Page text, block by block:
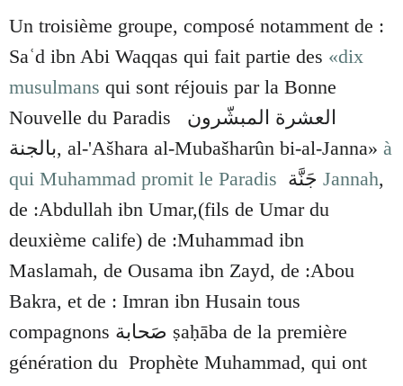
Un troisième groupe, composé notamment de :
Saʿd ibn Abi Waqqas qui fait partie des «dix
musulmans qui sont réjouis par la Bonne
Nouvelle du Paradis
العشرة المبشّرون
بالجنة, al-'Ašhara al-Mubašharûn bi-al-Janna» à
qui Muhammad promit le Paradis جَنَّة Jannah,
de :Abdullah ibn Umar,(fils de Umar du
deuxième calife) de :Muhammad ibn
Maslamah, de Ousama ibn Zayd, de :Abou
Bakra, et de : Imran ibn Husain tous
compagnons صَحابة ṣaḥāba de la première
génération du Prophète Muhammad, qui ont